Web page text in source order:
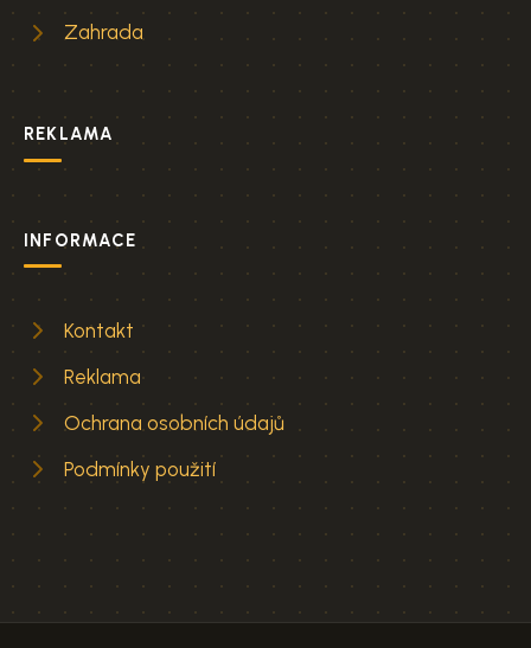
Zahrada
REKLAMA
INFORMACE
Kontakt
Reklama
Ochrana osobních údajů
Podmínky použití